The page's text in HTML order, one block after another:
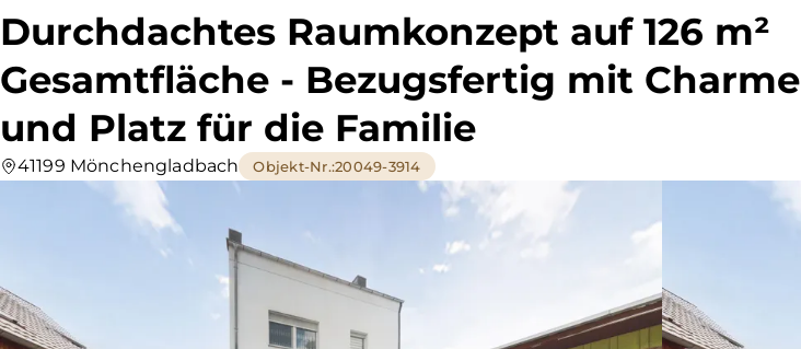
Durchdachtes Raumkonzept auf 126 m²
Gesamtfläche - Bezugsfertig mit Charme
und Platz für die Familie
41199 Mönchengladbach Objekt-Nr.:20049-3914